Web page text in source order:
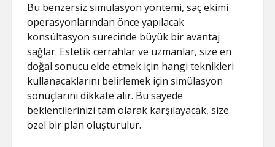
Bu benzersiz simülasyon yöntemi, saç ekimi
operasyonlarından önce yapılacak
konsültasyon sürecinde büyük bir avantaj
sağlar. Estetik cerrahlar ve uzmanlar, size en
doğal sonucu elde etmek için hangi teknikleri
kullanacaklarını belirlemek için simülasyon
sonuçlarını dikkate alır. Bu sayede
beklentilerinizi tam olarak karşılayacak, size
özel bir plan oluşturulur.